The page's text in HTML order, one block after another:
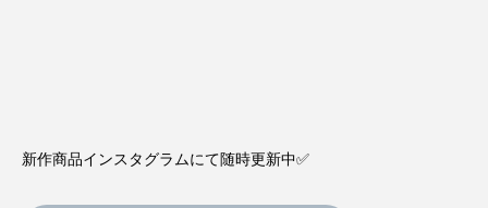
新作商品インスタグラムにて随時更新中✅